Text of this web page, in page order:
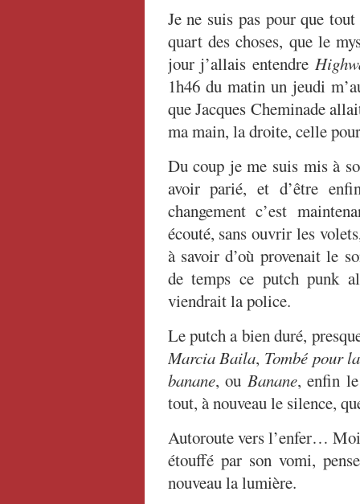
Je ne suis pas pour que
quart des choses, que le
jour j’allais entendre
1h46 du matin un jeudi
que Jacques Cheminade
ma main, la droite, celle
Du coup je me suis mis à
avoir parié, et d’être
changement c’est
écouté, sans ouvrir les
à savoir d’où provenait le
de temps ce putch punk
viendrait la police.
Le putch a bien duré,
Marcia Baila, Tombé pour
banane, ou Banane, enfin
tout, à nouveau le silence,
Autoroute vers l’enfer…
étouffé par son vomi,
nouveau la lumière.